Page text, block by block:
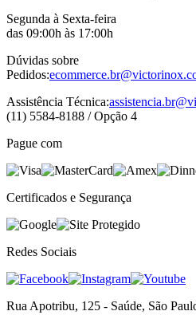
Segunda à Sexta-feira
das 09:00h às 17:00h
Dúvidas sobre
Pedidos:
Assistência Técnica:
(11) 5584-8188 / Opção 4
Pague com
Certificados e Segurança
Redes Sociais
Rua Apotribu, 125 - Saúde, São